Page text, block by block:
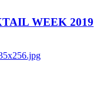
WEEK 2019